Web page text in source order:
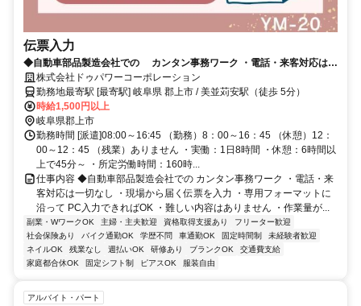
伝票入力
◆自動車部品製造会社での カンタン事務ワーク ・電話・来客対応は一
切なし ・現場から届く伝票を入力 ・専用フォーマットに沿って PC入
力できればOK
株式会社ドゥパワーコーポレーション
勤務地最寄駅 [最寄駅] 岐阜県 郡上市 / 美並苅安駅（徒歩 5分）
時給1,500円以上
岐阜県郡上市
勤務時間 [派遣]08:00～16:45 （勤務）8：00～16：45 （休憩）12：
00～12：45 （残業）ありません ・実働：1日8時間 ・休憩：6時間以
上で45分～ ・所定労働時間：160時...
仕事内容 ◆自動車部品製造会社での カンタン事務ワーク ・電話・来
客対応は一切なし ・現場から届く伝票を入力 ・専用フォーマットに
沿って PC入力できればOK ・難しい内容はありません ・作業量が...
副業・WワークOK 主婦・主夫歓迎 資格取得支援あり
フリーター歓迎
社会保険あり
バイク通勤OK 学歴不問 車通勤OK 固定時間制
未経験者歓迎
ネイルOK
残業なし 週払いOK 研修あり ブランクOK
交通費支給
家庭都合休OK
固定シフト制 ピアスOK 服装自由
アルバイト・パート